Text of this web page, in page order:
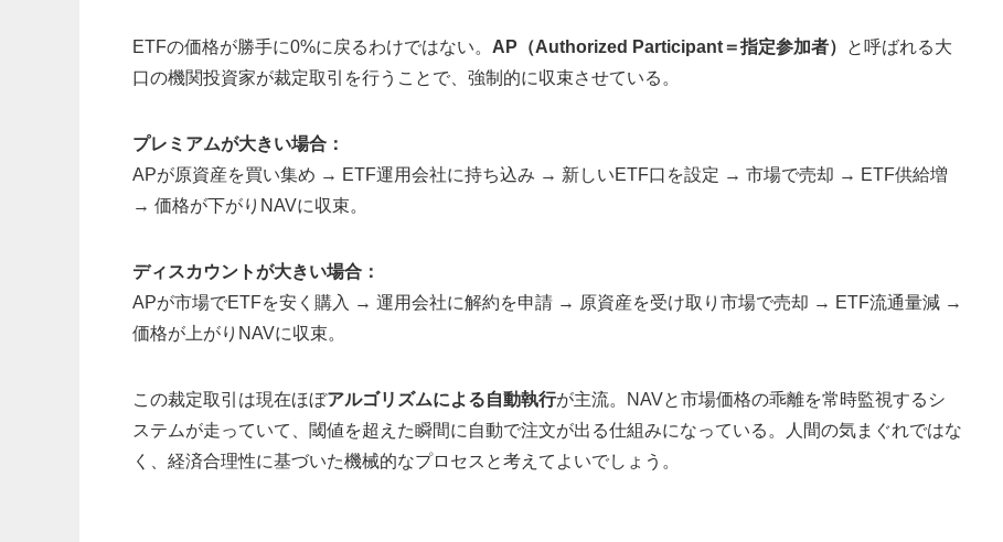
ETFの価格が勝手に0%に戻るわけではない。 AP（Authorized Participant＝指定参加者）
と呼ばれる大
口の機関投資家が裁定取引を行うことで、強制的に収束させている。
プレミアムが大きい場合：
APが原資産を買い集め → ETF運用会社に持ち込み → 新しいETF口を設定 → 市場で売却 → ETF供給増
→ 価格が下がりNAVに収束。
ディスカウントが大きい場合：
APが市場でETFを安く購入 → 運用会社に解約を申請 → 原資産を受け取り市場で売却 → ETF流通量減 →
価格が上がりNAVに収束。
この裁定取引は現在ほぼアルゴリズムによる自動執行が主流。NAVと市場価格の乖離を常時監視するシ
ステムが走っていて、閾値を超えた瞬間に自動で注文が出る仕組みになっている。人間の気まぐれではな
く、経済合理性に基づいた機械的なプロセスと考えてよいでしょう。